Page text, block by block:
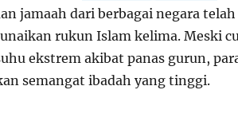
jamaah dari berbagai negara
rukun Islam kelima. Meski
ekstrem akibat panas gurun,
semangat ibadah yang tinggi.